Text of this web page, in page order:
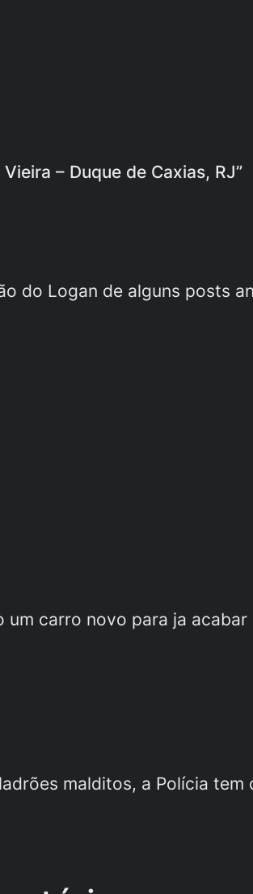
– Duque de Caxias, RJ”
do Logan de alguns posts
um carro novo para ja acabar
malditos, a Polícia tem